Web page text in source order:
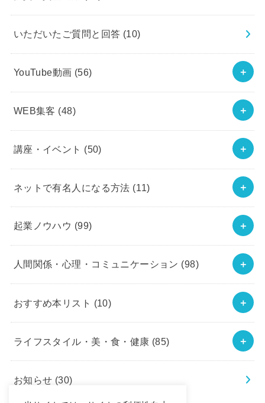
いただいたご質問と回答 (10)
YouTube動画 (56)
WEB集客 (48)
講座・イベント (50)
ネットで有名人になる方法 (11)
起業ノウハウ (99)
人間関係・心理・コミュニケーション (98)
おすすめ本リスト (10)
ライフスタイル・美・食・健康 (85)
お知らせ (30)